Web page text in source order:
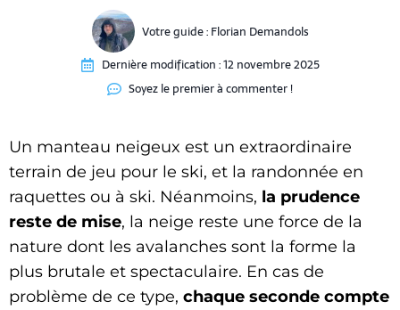
Votre guide :Florian Demandols
Dernière modification :12 novembre 2025
Soyez le premier à commenter !
Un manteau neigeux est un extraordinaire
terrain de jeu pour le ski, et la randonnée en
raquettes ou à ski. Néanmoins, la prudence
reste de mise, la neige reste une force de la
nature dont les avalanches sont la forme la
plus brutale et spectaculaire. En cas de
problème de ce type, chaque seconde compte